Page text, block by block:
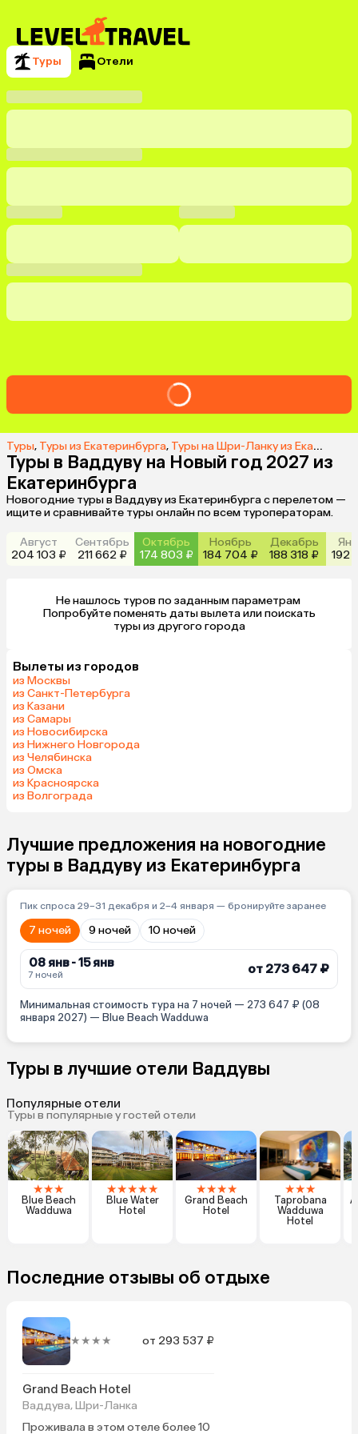
Туры Отели
Туры, Туры из Екатеринбурга, Туры на Шри-Ланку из Екатеринбурга
Туры в Ваддуву на Новый год 2027 из
Екатеринбурга
Новогодние туры в Ваддуву из Екатеринбурга с перелетом —
ищите и сравнивайте туры онлайн по всем туроператорам.
Август
204 103 ₽
Сентябрь
211 662 ₽
Октябрь
174 803 ₽
Ноябрь
184 704 ₽
Декабрь
188 318 ₽
192
Не нашлось туров по заданным параметрам
туры из другого города
Вылеты из городов
из Москвы
из Санкт-Петербурга
из Казани
из Самары
из Новосибирска
из Нижнего Новгорода
из Челябинска
из Омска
из Красноярска
из Волгограда
Лучшие предложения на новогодние
туры в Ваддуву из Екатеринбурга
Пик спроса 29–31 декабря и 2–4 января — бронируйте заранее
7 ночей 9 ночей 10 ночей
08 янв - 15 янв
7 ночей от 273 647 ₽
Минимальная стоимость тура на 7 ночей — 273 647 ₽ (08
января 2027) — Blue Beach Wadduwa
Туры в лучшие отели Ваддувы
Популярные отели
Туры в популярные у гостей отели
★★★
Blue Beach
Wadduwa
★★★★★
Blue Water
Hotel
★★★★
Grand Beach
Hotel
★★★
Taprobana
Wadduwa
Hotel
Последние отзывы об отдыхе
★★★★ от 293 537 ₽
Grand Beach Hotel
Ваддува, Шри-Ланка
Проживала в этом отеле более 10